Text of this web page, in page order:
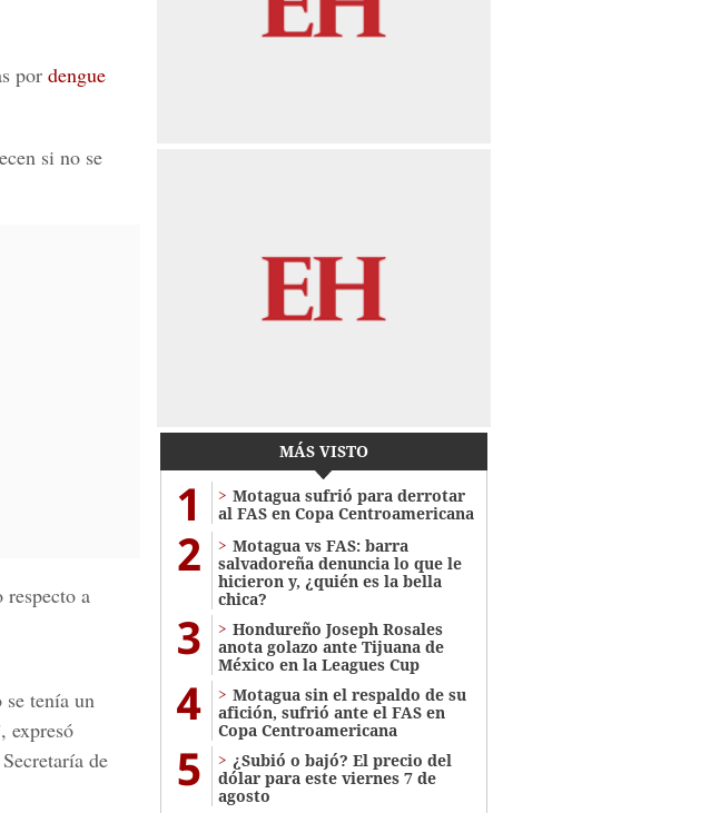
por dengue
si no se
a
se tenía un
expresó
de
MÁS VISTO
1
Motagua sufrió para derrotar
al FAS en Copa Centroamericana
2
Motagua vs FAS: barra
salvadoreña denuncia lo que le
hicieron y, ¿quién es la bella
chica?
3
Hondureño Joseph Rosales
anota golazo ante Tijuana de
México en la Leagues Cup
4
Motagua sin el respaldo de su
afición, sufrió ante el FAS en
Copa Centroamericana
5
¿Subió o bajó? El precio del
dólar para este viernes 7 de
agosto